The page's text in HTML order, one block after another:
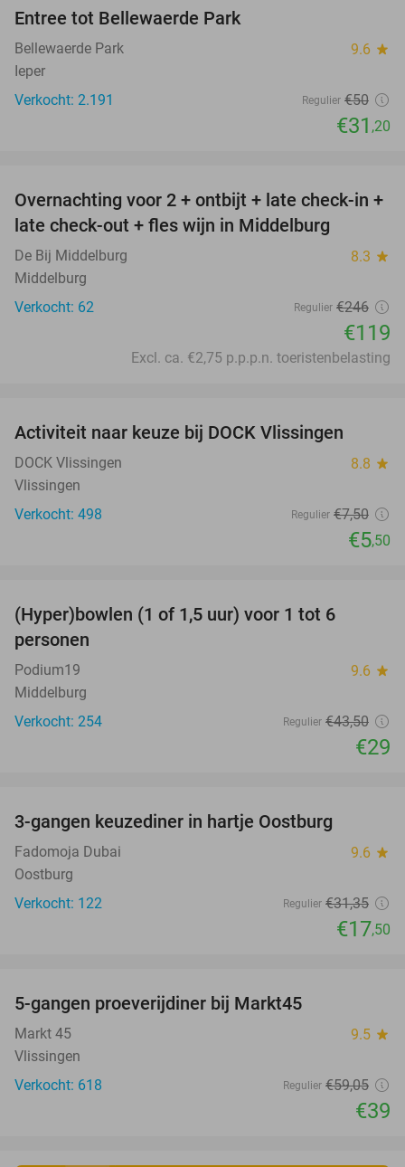
Entree tot Bellewaerde Park
Bellewaerde Park 9.6 star
Ieper
Verkocht: 2.191
Regulier €50
€31 ,20
52%
Overnachting voor 2 + ontbijt + late check-in +
late check-out + fles wijn in Middelburg
De Bij Middelburg 8.3 star
Middelburg
Verkocht: 62
Regulier €246
€119
Excl. ca. €2,75 p.p.p.n. toeristenbelasting
Activiteit naar keuze bij DOCK Vlissingen
DOCK Vlissingen 8.8 star
Vlissingen
Verkocht: 498
Regulier €7,50
€5,50
(Hyper)bowlen (1 of 1,5 uur) voor 1 tot 6
personen
Podium19 9.6 star
Middelburg
Verkocht: 254
Regulier €43,50
€29
3-gangen keuzediner in hartje Oostburg
Fadomoja Dubai 9.6 star
Oostburg
Verkocht: 122
Regulier €31,35
€17,50
5-gangen proeverijdiner bij Markt45
Markt 45 9.5 star
Vlissingen
Verkocht: 618
Regulier €59,05
€39